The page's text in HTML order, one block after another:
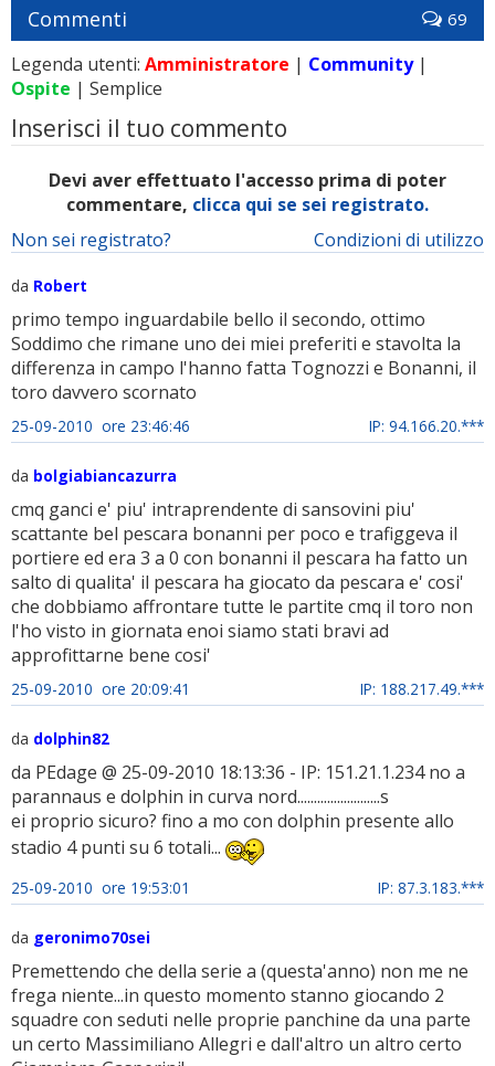
Commenti 69
Legenda utenti: Amministratore | Community|
Ospite | Semplice
Inserisci il tuo commento
Devi aver effettuato l'accesso prima di poter
commentare, clicca qui se sei registrato.
Condizioni di utilizzo
Non sei registrato?
da Robert
primo tempo inguardabile bello il secondo, ottimo
Soddimo che rimane uno dei miei preferiti e stavolta la
differenza in campo l'hanno fatta Tognozzi e Bonanni, il
toro davvero scornato
25-09-2010 ore 23:46:46 IP: 94.166.20.***
da bolgiabiancazurra
cmq ganci e' piu' intraprendente di sansovini piu'
scattante bel pescara bonanni per poco e trafiggeva il
portiere ed era 3 a 0 con bonanni il pescara ha fatto un
salto di qualita' il pescara ha giocato da pescara e' cosi'
che dobbiamo affrontare tutte le partite cmq il toro non
l'ho visto in giornata enoi siamo stati bravi ad
approfittarne bene cosi'
25-09-2010 ore 20:09:41 IP: 188.217.49.***
da dolphin82
da PEdage @ 25-09-2010 18:13:36 - IP: 151.21.1.234 no a
parannaus e dolphin in curva nord.........................s
ei proprio sicuro? fino a mo con dolphin presente allo
stadio 4 punti su 6 totali...
25-09-2010 ore 19:53:01 IP: 87.3.183.***
da geronimo70sei
Premettendo che della serie a (questa'anno) non me ne
frega niente...in questo momento stanno giocando 2
squadre con seduti nelle proprie panchine da una parte
un certo Massimiliano Allegri e dall'altro un altro certo